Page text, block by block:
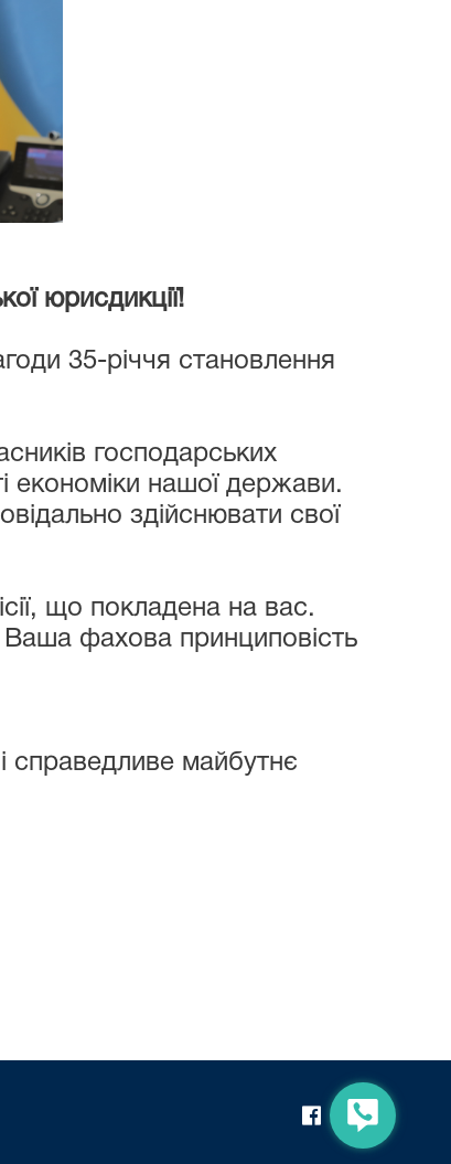
юрисдикції!
35-річчя становлення
господарських
економіки нашої держави.
здійснювати свої
що покладена на вас.
Ваша фахова принциповість
справедливе майбутнє